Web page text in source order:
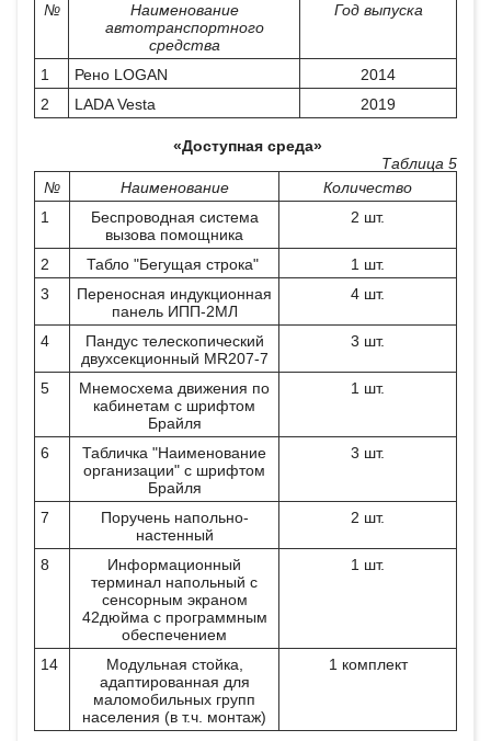
№
Наименование
автотранспортного
средства
Год выпуска
1 Рено LOGAN
2014
2
LADA Vesta 2019
«Доступная среда»
Таблица 5
№
Наименование
Количество
1
Беспроводная система
вызова помощника
2 шт.
2 Табло "Бегущая строка"
1 шт.
3
Переносная индукционная
панель ИПП-2МЛ
4 шт.
4
Пандус телескопический
двухсекционный MR207-7
3 шт.
5
Мнемосхема движения по
кабинетам с шрифтом
Брайля
1 шт.
6
Табличка "Наименование
организации" с шрифтом
Брайля
3 шт.
7
Поручень напольно-
настенный
2 шт.
8
Информационный
терминал напольный с
сенсорным экраном
42дюйма с программным
обеспечением
1 шт.
14
Модульная стойка,
адаптированная для
маломобильных групп
населения (в т.ч. монтаж)
1 комплект